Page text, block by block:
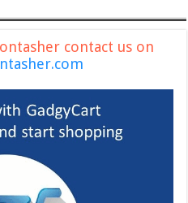
contact us on